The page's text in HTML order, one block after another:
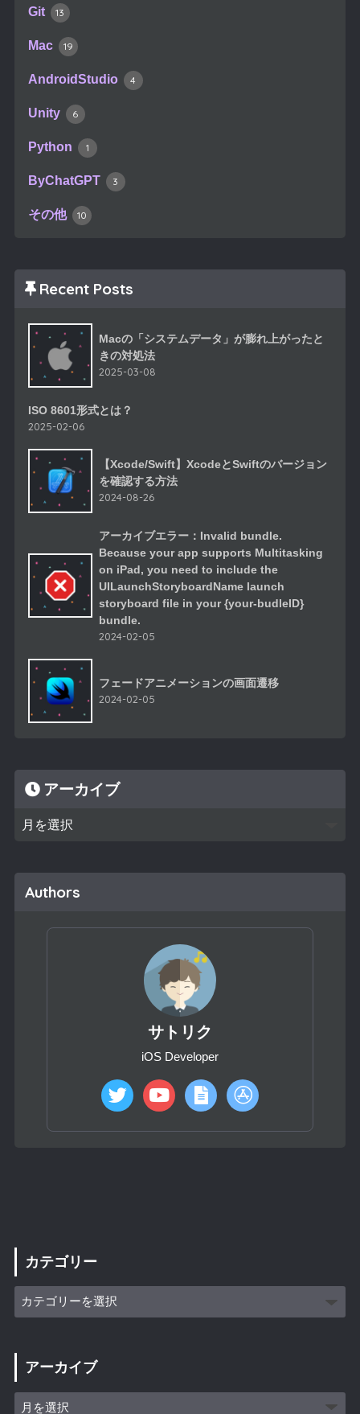
Git 13
Mac 19
AndroidStudio 4
Unity 6
Python 1
ByChatGPT 3
その他 10
Recent Posts
Macの「システムデータ」が膨れ上がったと
きの対処法
2025-03-08
ISO 8601形式とは？
2025-02-06
【Xcode/Swift】XcodeとSwiftのバージョン
を確認する方法
2024-08-26
アーカイブエラー：Invalid bundle.
Because your app supports Multitasking
on iPad, you need to include the
UILaunchStoryboardName launch
storyboard file in your {your-budleID}
bundle.
2024-02-05
フェードアニメーションの画面遷移
2024-02-05
アーカイブ
Authors
サトリク
iOS Developer
カテゴリー
アーカイブ